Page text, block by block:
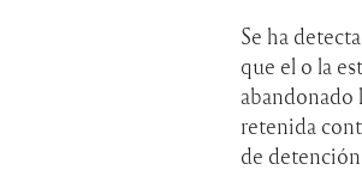
Se ha
que el o la
abandonado
retenida
de